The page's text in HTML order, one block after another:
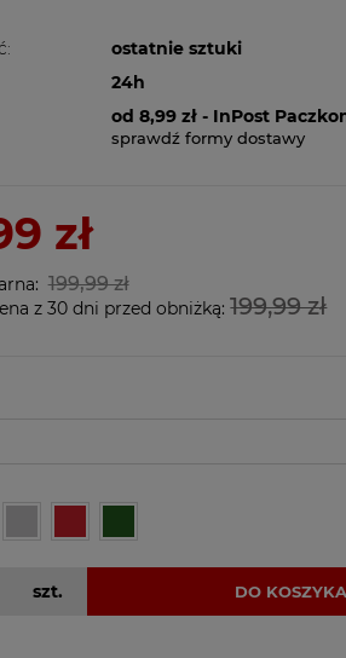
ostatnie sztuki
24h
od 8,99 zł - InPost
sprawdź formy dostawy
zł
199,99 zł
z 30 dni przed obniżką:199,99 zł
szt. DO KOSZYKA